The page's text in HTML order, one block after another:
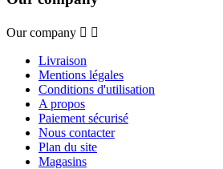
Our company  
Livraison
Mentions légales
Conditions d'utilisation
A propos
Paiement sécurisé
Nous contacter
Plan du site
Magasins